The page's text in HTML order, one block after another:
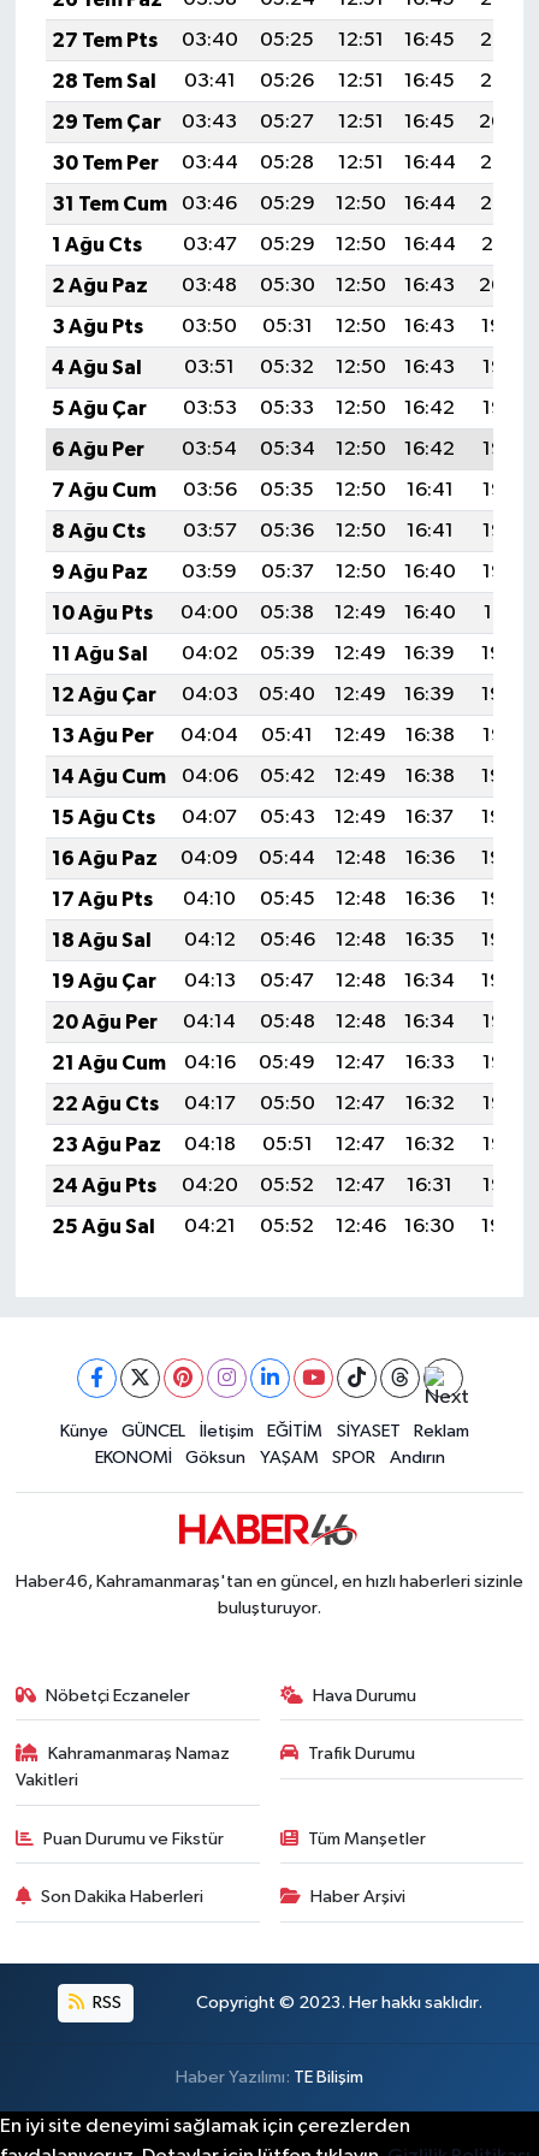
27 Tem Pts
03:40 05:25 12:51 16:45
20:06
28 Tem Sal
03:41 05:26 12:51 16:45
20:05
29 Tem Çar
03:43 05:27 12:51 16:45
20:04
30 Tem Per
03:44 05:28 12:51 16:44
20:03
31 Tem Cum
03:46 05:29 12:50 16:44
20:02
1 Ağu Cts
03:47 05:29 12:50 16:44
20:01
2 Ağu Paz
03:48 05:30 12:50 16:43
20:00
3 Ağu Pts
03:50 05:31 12:50 16:43
19:59
4 Ağu Sal
03:51 05:32 12:50 16:43
19:58
5 Ağu Çar
03:53 05:33 12:50 16:42
19:57
6 Ağu Per
03:54 05:34 12:50 16:42
19:56
7 Ağu Cum
03:56 05:35 12:50 16:41
19:55
8 Ağu Cts
03:57 05:36 12:50 16:41
19:53
9 Ağu Paz
03:59 05:37 12:50 16:40
19:52
10 Ağu Pts
04:00 05:38 12:49 16:40
19:51
11 Ağu Sal
04:02 05:39 12:49 16:39
19:50
12 Ağu Çar
04:03 05:40 12:49 16:39
19:48
13 Ağu Per
04:04 05:41 12:49 16:38
19:47
14 Ağu Cum
04:06 05:42 12:49 16:38
19:46
15 Ağu Cts
04:07 05:43 12:49 16:37
19:44
16 Ağu Paz
04:09 05:44 12:48 16:36
19:43
17 Ağu Pts
04:10 05:45 12:48 16:36
19:42
18 Ağu Sal
04:12 05:46 12:48 16:35
19:40
19 Ağu Çar
04:13 05:47 12:48 16:34
19:39
20 Ağu Per
04:14 05:48 12:48 16:34
19:37
21 Ağu Cum
04:16 05:49 12:47 16:33
19:36
22 Ağu Cts
04:17 05:50 12:47 16:32
19:35
23 Ağu Paz
04:18 05:51 12:47 16:32
19:33
24 Ağu Pts
04:20 05:52 12:47 16:31
19:32
25 Ağu Sal
04:21 05:52 12:46 16:30 19:30
Künye GÜNCEL İletişim EĞİTİM SİYASET
Reklam
EKONOMİ
Göksun YAŞAM SPOR Andırın
Haber46, Kahramanmaraş'tan en güncel, en hızlı haberleri sizinle
buluşturuyor.
Nöbetçi Eczaneler Hava Durumu
Kahramanmaraş Namaz
Vakitleri
Trafik Durumu
Puan Durumu ve Fikstür Tüm Manşetler
Son Dakika Haberleri Haber Arşivi
RSS Copyright © 2023. Her hakkı saklıdır.
Haber Yazılımı: TE Bilişim
En iyi site deneyimi sağlamak için çerezlerden
KİTAP
HEDEF2020
OTOMOBİL
MİZAH
TARİH
Genel
Politika
YEREL
BÖLGEDEN
BİLİM TEKNOLOJİ
ASAYİŞ
SEÇİM 2015
ÇEVRE
BİLİM VE TEKNOLOJİ
YARIŞMALAR
TANITIM
HABERDE İNSAN